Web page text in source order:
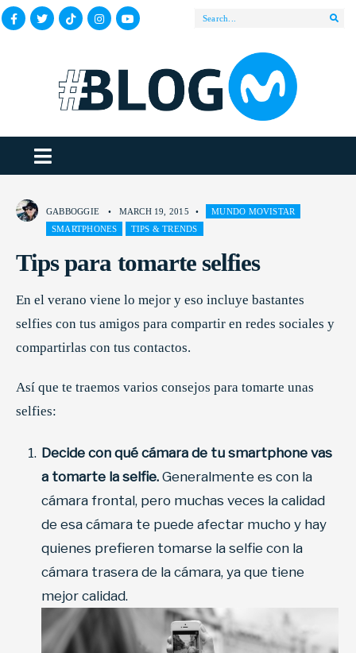
GABBOGGIE • MARCH 19, 2015 •
MUNDO MOVISTAR
SMARTPHONES
TIPS & TRENDS
Tips para tomarte selfies
En el verano viene lo mejor y eso incluye bastantes
selfies con tus amigos para compartir en redes sociales y
compartirlas con tus contactos.
Así que te traemos varios consejos para tomarte unas
selfies:
Decide con qué cámara de tu smartphone vas
a tomarte la selfie. Generalmente es con la
cámara frontal, pero muchas veces la calidad
de esa cámara te puede afectar mucho y hay
quienes prefieren tomarse la selfie con la
cámara trasera de la cámara, ya que tiene
mejor calidad.